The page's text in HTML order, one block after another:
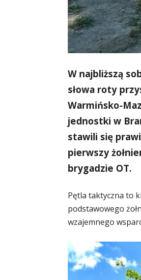
W najbliższą
słowa roty
Warmińsko-
jednostki w
stawili się
pierwszy
brygadzie OT.
Pętla taktyczna to
podstawowego
wzajemnego